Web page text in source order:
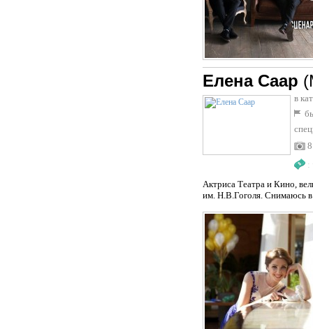
Елена Саар
в
8
:
Актриса Театра и Кино,
им. Н.В.Гоголя. Снимаюсь в